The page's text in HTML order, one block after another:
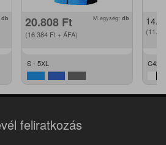
db 20.808 Ft
(16.384 Ft + ÁFA)
M.egység: db
S - 5XL C42 -
feliratkozás